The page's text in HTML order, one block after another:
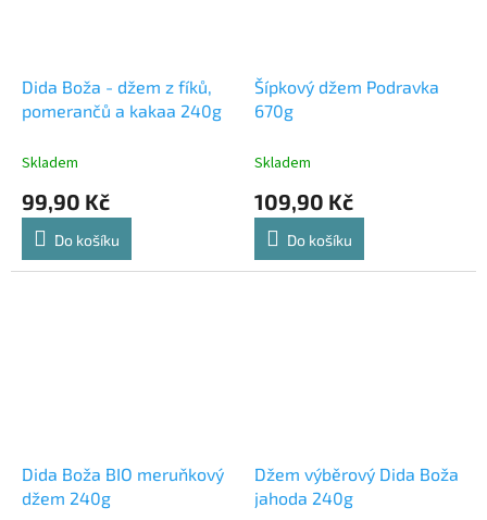
Dida Boža - džem z fíků,
pomerančů a kakaa 240g
Skladem
99,90 Kč
Do košíku
Šípkový džem Podravka
670g
Skladem
109,90 Kč
Do košíku
Dida Boža BIO meruňkový
džem 240g
Džem výběrový Dida Boža
jahoda 240g